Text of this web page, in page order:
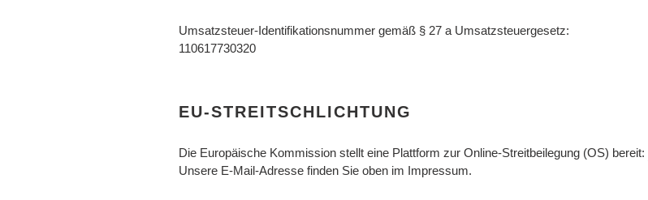
Umsatzsteuer-Identifikationsnummer gemäß § 27 a Umsatzsteuergesetz:
110617730320
EU-STREITSCHLICHTUNG
Die Europäische Kommission stellt eine Plattform zur Online-Streitbeilegung (OS) bereit:
Unsere E-Mail-Adresse finden Sie oben im Impressum.